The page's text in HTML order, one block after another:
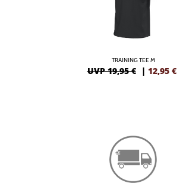
TRAINING TEE M
UVP 19,95 € | 12,95 €